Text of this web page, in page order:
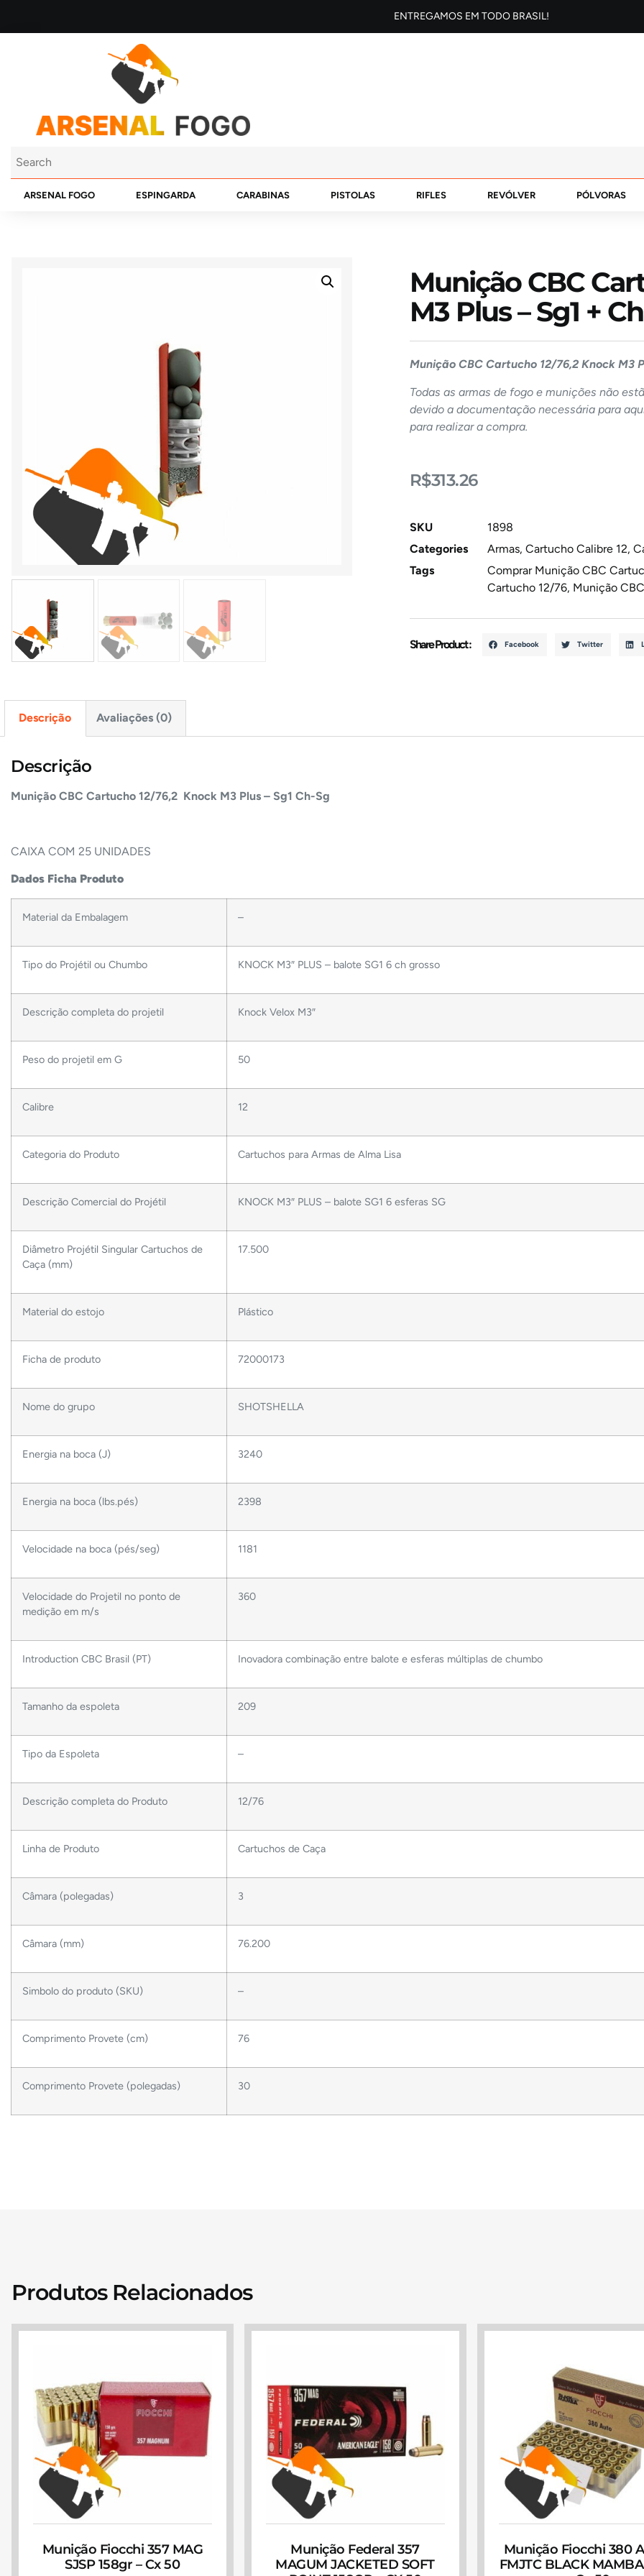
ENTREGAMOS EM TODO BRASIL!
ARSENAL FOGO ESPINGARDA CARABINAS PISTOLAS RIFLES REVÓLVER PÓLVORAS
Munição CBC
M3 Plus – Sg1 +
Munição CBC Cartucho 12/76,2 Knock M3
Todas as armas de fogo e munições não
devido a documentação necessária para
para realizar a compra.
R$313.26
SKU
1898
Categories
Armas, Cartucho Calibre 12,
Tags
Comprar Munição CBC
Cartucho 12/76, Munição
Share Product : Facebook Twitter
Descrição Avaliações (0)
Descrição
Munição CBC Cartucho 12/76,2 Knock M3 Plus – Sg1 Ch-Sg
CAIXA COM 25 UNIDADES
Dados Ficha Produto
Material da Embalagem –
Tipo do Projétil ou Chumbo KNOCK M3″ PLUS – balote SG1 6 ch grosso
Descrição completa do projetil Knock Velox M3″
Peso do projetil em G 50
Calibre 12
Categoria do Produto Cartuchos para Armas de Alma Lisa
Descrição Comercial do Projétil KNOCK M3″ PLUS – balote SG1 6 esferas SG
Diâmetro Projétil Singular Cartuchos de
Caça (mm)
17.500
Material do estojo Plástico
Ficha de produto 72000173
Nome do grupo SHOTSHELLA
Energia na boca (J) 3240
Energia na boca (lbs.pés) 2398
Velocidade na boca (pés/seg) 1181
Velocidade do Projetil no ponto de
medição em m/s
360
Introduction CBC Brasil (PT) Inovadora combinação entre balote e esferas múltiplas de chumbo
Tamanho da espoleta 209
Tipo da Espoleta –
Descrição completa do Produto 12/76
Linha de Produto Cartuchos de Caça
Câmara (polegadas) 3
Câmara (mm) 76.200
Simbolo do produto (SKU) –
Comprimento Provete (cm) 76
Comprimento Provete (polegadas) 30
Produtos Relacionados
Munição Fiocchi 357 MAG
SJSP 158gr – Cx 50
Munição Federal 357
MAGUM JACKETED SOFT
Munição Fiocchi 380
FMJTC BLACK